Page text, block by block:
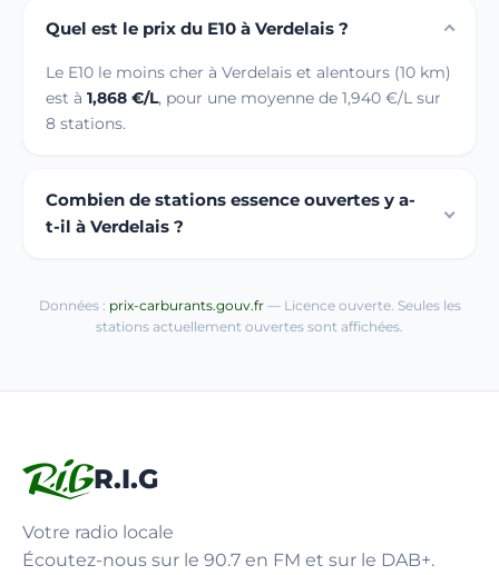
Quel est le prix du E10 à Verdelais ?
Le E10 le moins cher à Verdelais et alentours (10 km)
est à 1,868 €/L, pour une moyenne de 1,940 €/L sur
8 stations.
Combien de stations essence ouvertes y a-
t-il à Verdelais ?
Données : prix-carburants.gouv.fr— Licence ouverte. Seules les
stations actuellement ouvertes sont affichées.
R.I.G
Votre radio locale
Écoutez-nous sur le 90.7 en FM et sur le DAB+.